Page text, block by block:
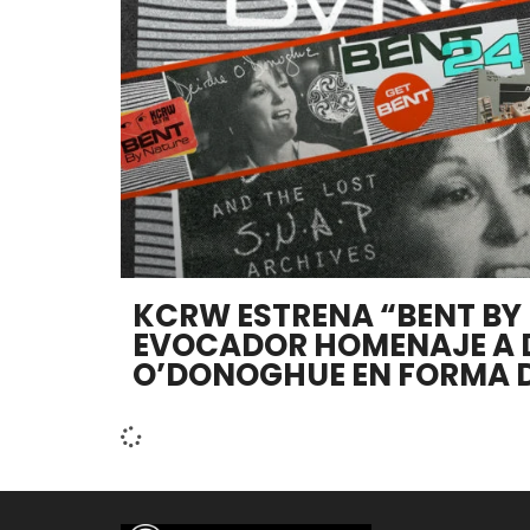
KCRW ESTRENA “BENT
EVOCADOR HOMENAJE A
O’DONOGHUE EN FORMA